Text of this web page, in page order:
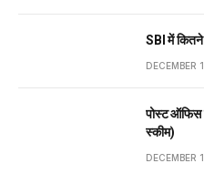
SBI में कितने
DECEMBER
पोस्ट ऑफिस
स्कीम)
DECEMBER